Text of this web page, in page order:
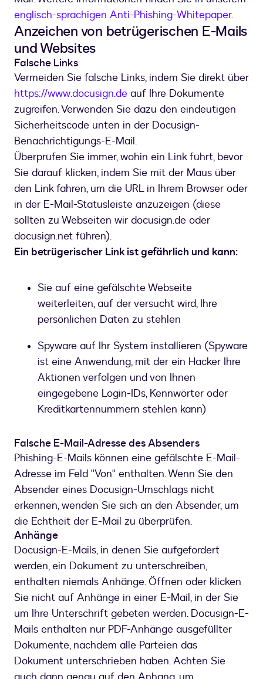
englisch-sprachigen Anti-Phishing-Whitepaper.
Anzeichen von betrügerischen E-Mails
und Websites
Falsche Links
Vermeiden Sie falsche Links, indem Sie direkt über
https://www.docusign.de auf Ihre Dokumente
zugreifen. Verwenden Sie dazu den eindeutigen
Sicherheitscode unten in der Docusign-
Benachrichtigungs-E-Mail.
Überprüfen Sie immer, wohin ein Link führt, bevor
Sie darauf klicken, indem Sie mit der Maus über
den Link fahren, um die URL in Ihrem Browser oder
in der E-Mail-Statusleiste anzuzeigen (diese
sollten zu Webseiten wir docusign.de oder
docusign.net führen).
Ein betrügerischer Link ist gefährlich und kann:
Sie auf eine gefälschte Webseite
weiterleiten, auf der versucht wird, Ihre
persönlichen Daten zu stehlen
Spyware auf Ihr System installieren (Spyware
ist eine Anwendung, mit der ein Hacker Ihre
Aktionen verfolgen und von Ihnen
eingegebene Login-IDs, Kennwörter oder
Kreditkartennummern stehlen kann)
Falsche E-Mail-Adresse des Absenders
Phishing-E-Mails können eine gefälschte E-Mail-
Adresse im Feld "Von" enthalten. Wenn Sie den
Absender eines Docusign-Umschlags nicht
erkennen, wenden Sie sich an den Absender, um
die Echtheit der E-Mail zu überprüfen.
Anhänge
Docusign-E-Mails, in denen Sie aufgefordert
werden, ein Dokument zu unterschreiben,
enthalten niemals Anhänge. Öffnen oder klicken
Sie nicht auf Anhänge in einer E-Mail, in der Sie
um Ihre Unterschrift gebeten werden. Docusign-E-
Mails enthalten nur PDF-Anhänge ausgefüllter
Dokumente, nachdem alle Parteien das
Dokument unterschrieben haben. Achten Sie